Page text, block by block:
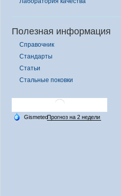
Полезная информация
Справочник
Стандарты
Статьи
Стальные поковки